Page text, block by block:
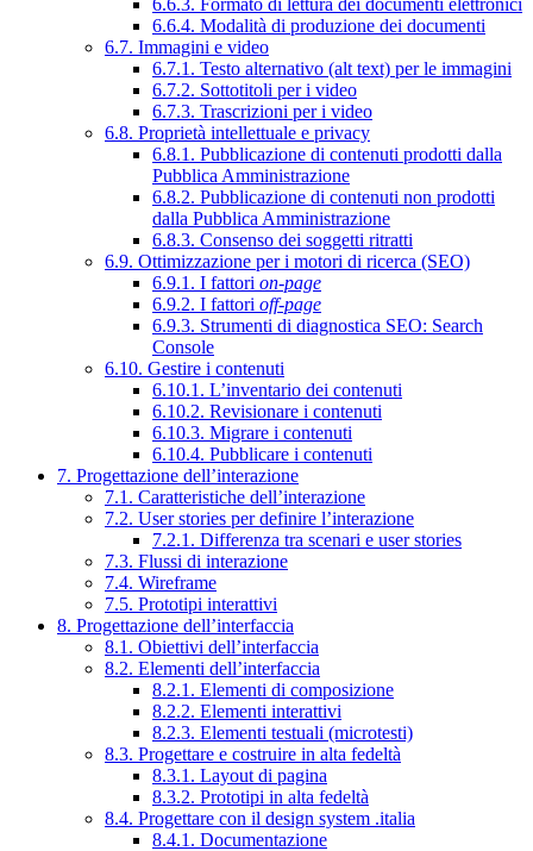
6.6.4. Modalità di produzione dei documenti
6.7. Immagini e video
6.7.1. Testo alternativo (alt text) per le immagini
6.7.2. Sottotitoli per i video
6.7.3. Trascrizioni per i video
6.8. Proprietà intellettuale e privacy
6.8.1. Pubblicazione di contenuti prodotti dalla
Pubblica Amministrazione
6.8.2. Pubblicazione di contenuti non prodotti
dalla Pubblica Amministrazione
6.8.3. Consenso dei soggetti ritratti
6.9. Ottimizzazione per i motori di ricerca (SEO)
6.9.1. I fattori on-page
6.9.2. I fattori off-page
6.9.3. Strumenti di diagnostica SEO: Search
Console
6.10. Gestire i contenuti
6.10.1. L’inventario dei contenuti
6.10.2. Revisionare i contenuti
6.10.3. Migrare i contenuti
6.10.4. Pubblicare i contenuti
7. Progettazione dell’interazione
7.1. Caratteristiche dell’interazione
7.2. User stories per definire l’interazione
7.2.1. Differenza tra scenari e user stories
7.3. Flussi di interazione
7.4. Wireframe
7.5. Prototipi interattivi
8. Progettazione dell’interfaccia
8.1. Obiettivi dell’interfaccia
8.2. Elementi dell’interfaccia
8.2.1. Elementi di composizione
8.2.2. Elementi interattivi
8.2.3. Elementi testuali (microtesti)
8.3. Progettare e costruire in alta fedeltà
8.3.1. Layout di pagina
8.3.2. Prototipi in alta fedeltà
8.4. Progettare con il design system .italia
8.4.1. Documentazione